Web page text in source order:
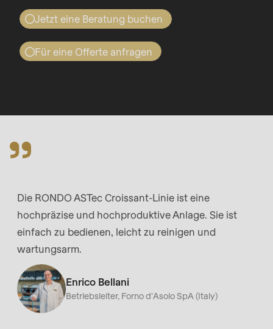
function:
mb_substr():
Passing
null
of
type
is
deprecated
in
Drupal\rondo_contact\ContactService-
>Drupal\rondo_contact\
{closure}
()
(line
Jetzt eine Beratung buchen
Profitieren auch Sie von RONDO's
Dough-How
RONDO besuchen
Unternehmen
Name
Vorname
Mail*
Firma
Nachname
E-Mail
Für eine Offerte anfragen
Element*
Vorname
Nachname
E-Mail
Abonnieren Sie unseren Newsletter und
Die RONDO ASTec Croissant-Linie ist eine
hochpräzise und hochproduktive Anlage. Sie ist
einfach zu bedienen, leicht zu reinigen und
wartungsarm.
Enrico Bellani
Betriebsleiter, Forno d’Asolo SpA (Italy)